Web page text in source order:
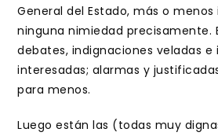
General del Estado, más o
ninguna nimiedad precisamente.
debates, indignaciones veladas e
interesadas; alarmas y
para menos.
Luego están las (todas muy